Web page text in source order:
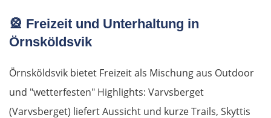
🎡 Freizeit und Unterhaltung in
Örnsköldsvik
Örnsköldsvik bietet Freizeit als Mischung aus Outdoor
und "wetterfesten" Highlights: Varvsberget
(Varvsberget) liefert Aussicht und kurze Trails, Skyttis
Vila Real
Bragança